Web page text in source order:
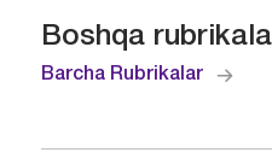
Boshqa
Barcha Rubrikalar